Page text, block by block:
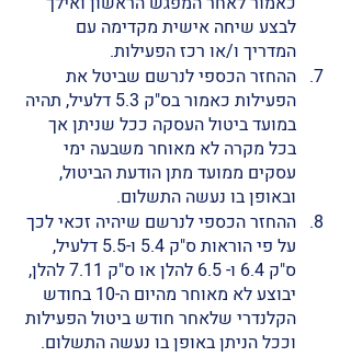
לבצע שיחה אישית מקדימה עם
המדריך ו/או רכז הפעילות.
ההחזר הכספי לנרשם שביטל את
הפעילות כאמור בס"ק 5.3 דלעיל, תהיה
במועד ביטול העסקה ככל שניתן אך
בכל מקרה לא מאוחר משבעה ימי
עסקים ממועד מתן הודעת הביטול,
ובאופן בו נעשה התשלום.
ההחזר הכספי לנרשם שיהיה זכאי לכך
על פי הוראות ס"ק 5.4 ו-5.5 דלעיל,
ס"ק 6.4 ו- 6.5 להלן או ס"ק 7.11 להלן,
יבוצע לא מאוחר מהיום ה-10 בחודש
הקלנדרי שלאחר חודש ביטול הפעילות
וככל הניתן באופן בו נעשה התשלום.